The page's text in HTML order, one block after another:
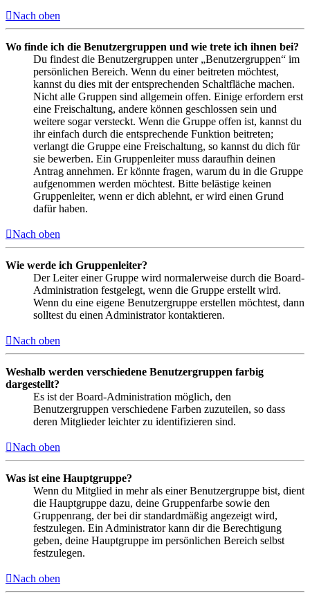
Nach oben
Wo finde ich die Benutzergruppen und wie trete ich ihnen bei?
Du findest die Benutzergruppen unter „Benutzergruppen“ im
persönlichen Bereich. Wenn du einer beitreten möchtest,
kannst du dies mit der entsprechenden Schaltfläche machen.
Nicht alle Gruppen sind allgemein offen. Einige erfordern erst
eine Freischaltung, andere können geschlossen sein und
weitere sogar versteckt. Wenn die Gruppe offen ist, kannst du
ihr einfach durch die entsprechende Funktion beitreten;
verlangt die Gruppe eine Freischaltung, so kannst du dich für
sie bewerben. Ein Gruppenleiter muss daraufhin deinen
Antrag annehmen. Er könnte fragen, warum du in die Gruppe
aufgenommen werden möchtest. Bitte belästige keinen
Gruppenleiter, wenn er dich ablehnt, er wird einen Grund
dafür haben.
Nach oben
Wie werde ich Gruppenleiter?
Der Leiter einer Gruppe wird normalerweise durch die Board-
Administration festgelegt, wenn die Gruppe erstellt wird.
Wenn du eine eigene Benutzergruppe erstellen möchtest, dann
solltest du einen Administrator kontaktieren.
Nach oben
Weshalb werden verschiedene Benutzergruppen farbig
dargestellt?
Es ist der Board-Administration möglich, den
Benutzergruppen verschiedene Farben zuzuteilen, so dass
deren Mitglieder leichter zu identifizieren sind.
Nach oben
Was ist eine Hauptgruppe?
Wenn du Mitglied in mehr als einer Benutzergruppe bist, dient
die Hauptgruppe dazu, deine Gruppenfarbe sowie den
Gruppenrang, der bei dir standardmäßig angezeigt wird,
festzulegen. Ein Administrator kann dir die Berechtigung
geben, deine Hauptgruppe im persönlichen Bereich selbst
festzulegen.
Nach oben